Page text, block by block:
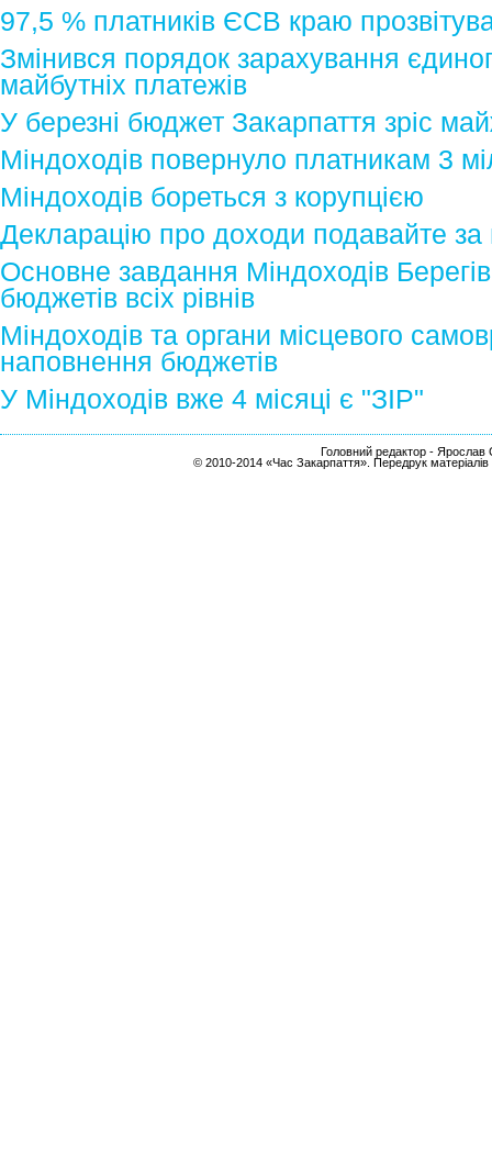
97,5 % платників ЄСВ краю
Змінився порядок зарахування
майбутніх платежів
У березні бюджет Закарпаття зріс
Міндоходів повернуло платникам 3
Міндоходів бореться з корупцією
Декларацію про доходи подавайте
Основне завдання Міндоходів
бюджетів всіх рівнів
Міндоходів та органи місцевого
наповнення бюджетів
У Міндоходів вже 4 місяці є "ЗІР"
Головний редактор - Ярослав
© 2010-2014 «Час Закарпаття». Передрук